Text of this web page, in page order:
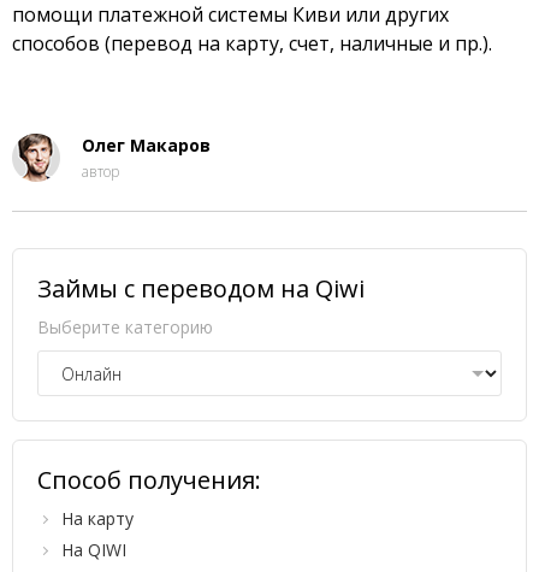
помощи платежной системы Киви или других
способов (перевод на карту, счет, наличные и пр.).
Олег Макаров
автор
Займы с переводом на Qiwi
Выберите категорию
Способ получения:
На карту
На QIWI